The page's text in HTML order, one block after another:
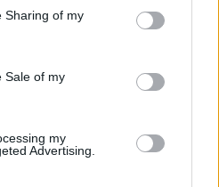
Sharing of my
Sale of my
my
Advertising.
nasporiť si napríklad na
Polovica Slovákov
sumu ako v nedávnej
viac ako štvrtina ľudí (27 %).
vyššie životné náklady pri
príjem domácnosti, odchod do
na rodinu, napríklad z dôvodu
sú dôvody Rumunov, ktorí
nich má vyššie výdavky na